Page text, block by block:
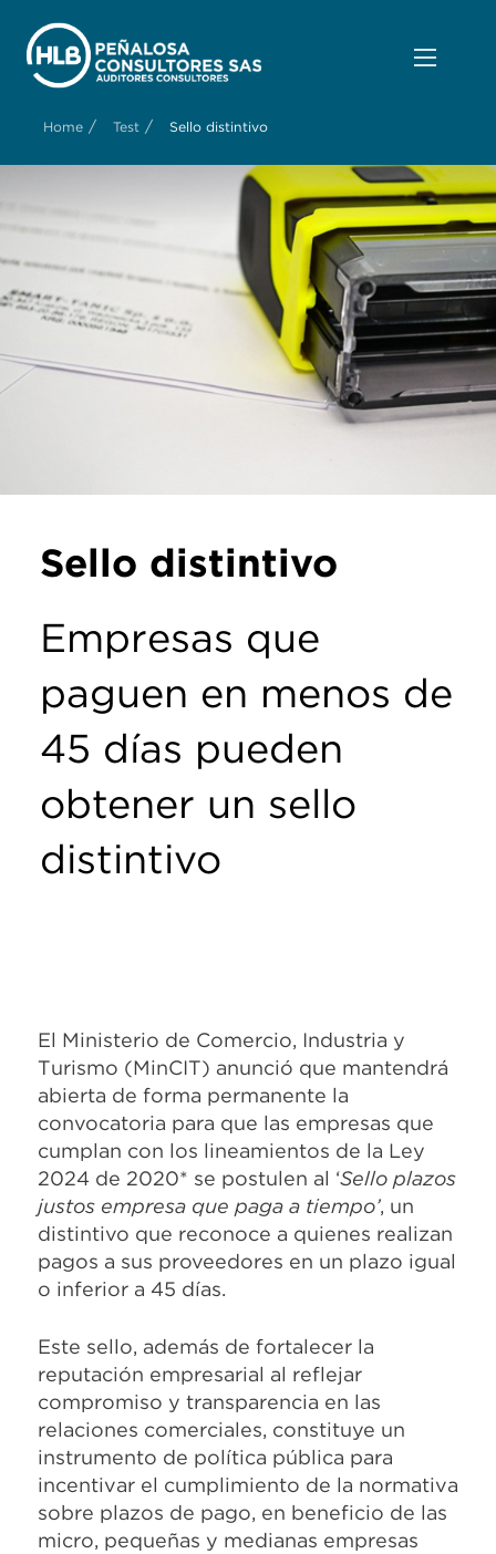
Home / Test / Sello distintivo
Sello distintivo
Empresas que
paguen en menos de
45 días pueden
obtener un sello
distintivo
El Ministerio de Comercio, Industria y
Turismo (MinCIT) anunció que mantendrá
abierta de forma permanente la
convocatoria para que las empresas que
cumplan con los lineamientos de la Ley
2024 de 2020* se postulen al ‘Sello plazos
justos empresa que paga a tiempo’, un
distintivo que reconoce a quienes realizan
pagos a sus proveedores en un plazo igual
o inferior a 45 días.
Este sello, además de fortalecer la
reputación empresarial al reflejar
compromiso y transparencia en las
relaciones comerciales, constituye un
instrumento de política pública para
incentivar el cumplimiento de la normativa
sobre plazos de pago, en beneficio de las
micro, pequeñas y medianas empresas